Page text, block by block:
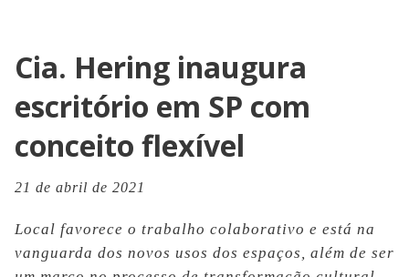
Cia. Hering inaugura
escritório em SP com
conceito flexível
21 de abril de 2021
Local favorece o trabalho colaborativo e está na
vanguarda dos novos usos dos espaços, além de ser